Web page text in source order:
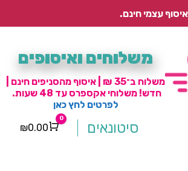
משלוחים ואיסופים
משלוח ב־35 ₪ | איסוף מהסניפים חינם |
חדש! משלוחי אקספרס עד 48 שעות.
לפרטים לחץ כאן
סיטונאים Cart
0
₪0.00